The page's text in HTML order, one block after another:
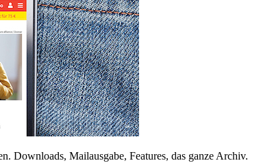
Downloads, Mailausgabe, Features, das ganze Archiv.